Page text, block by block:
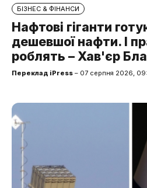
БІЗНЕС & ФІНАНСИ
Нафтові гіганти
дешевшої нафти. І
роблять – Хав'єр
Переклад iPress – 07 серпня 2026,